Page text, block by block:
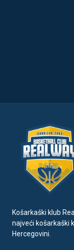
Košarkaški klub
najveći košarkaški
Hercegovini.